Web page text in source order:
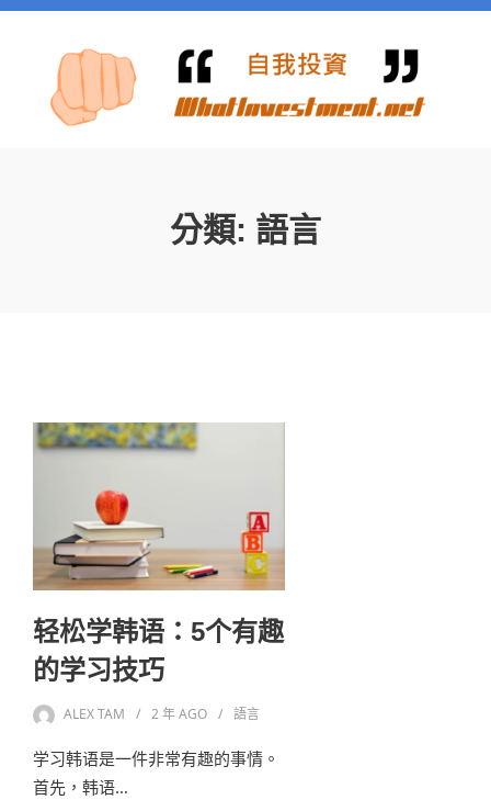
分類: 語言
轻松学韩语：5个有趣
的学习技巧
ALEX TAM 2 年AGO 語言
学习韩语是一件非常有趣的事情。
首先，韩语…